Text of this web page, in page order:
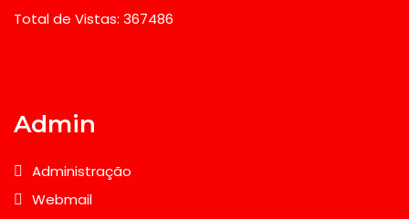
Total de Vistas: 367486
Admin
Administração
Webmail